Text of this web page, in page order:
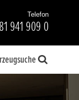
Telefon
941 909 0